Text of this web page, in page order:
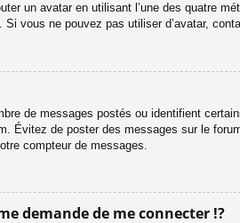
un avatar en utilisant l’une des quatre
vous ne pouvez pas utiliser d’avatar,
de messages postés ou identifient
Évitez de poster des messages sur le
compteur de messages.
demande de me connecter !?